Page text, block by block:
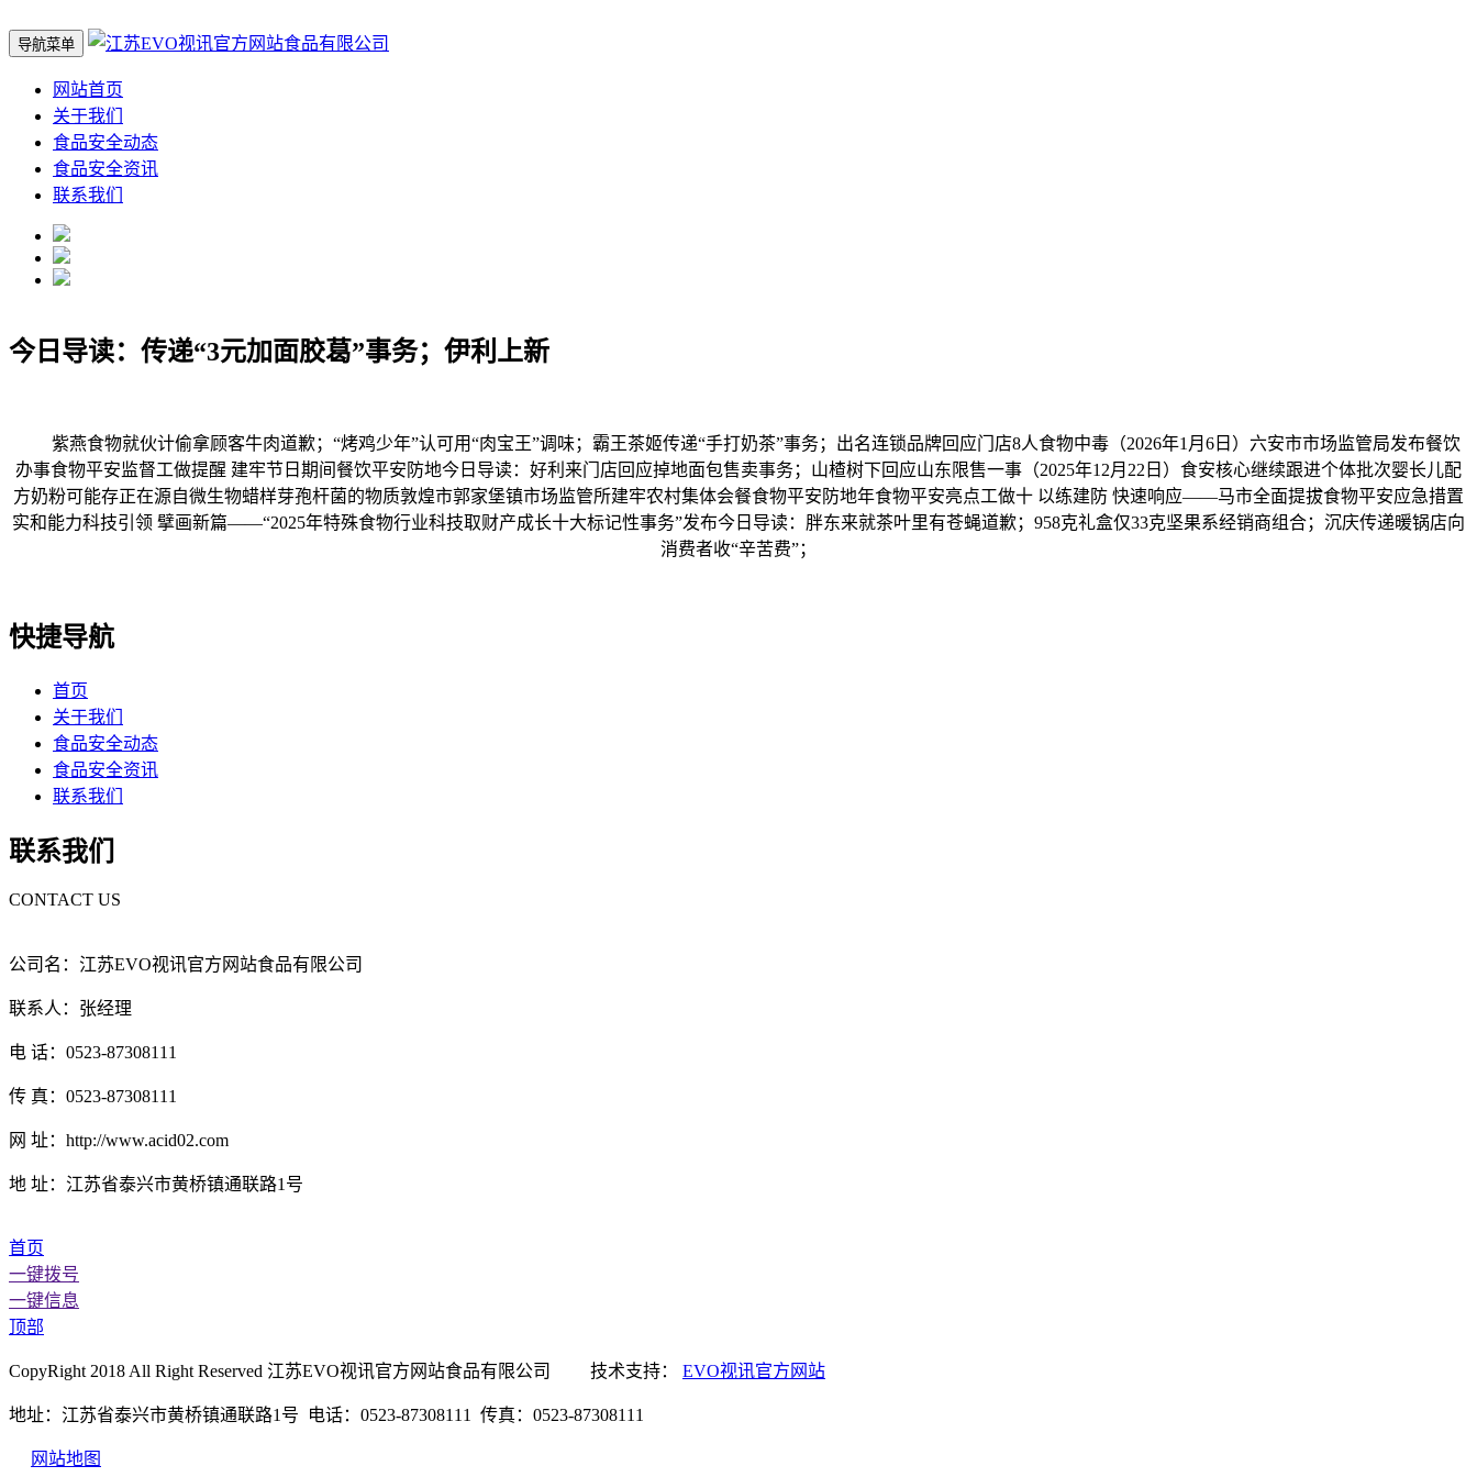
导航菜单
网站首页
关于我们
食品安全动态
食品安全资讯
联系我们
今日导读：传递“3元加面胶葛”事务；伊利上新
紫燕食物就伙计偷拿顾客牛肉道歉；“烤鸡少年”认可用“肉宝王”调味；霸王茶姬传递“手打奶茶”事务；出名连锁品牌回应门店8人食物中毒（2026年1月6日）六安市市场监管局发布餐饮
办事食物平安监督工做提醒 建牢节日期间餐饮平安防地今日导读：好利来门店回应掉地面包售卖事务；山楂树下回应山东限售一事（2025年12月22日）食安核心继续跟进个体批次婴长儿配
方奶粉可能存正在源自微生物蜡样芽孢杆菌的物质敦煌市郭家堡镇市场监管所建牢农村集体会餐食物平安防地年食物平安亮点工做十 以练建防 快速响应——马市全面提拔食物平安应急措置
实和能力科技引领 擘画新篇——“2025年特殊食物行业科技取财产成长十大标记性事务”发布今日导读：胖东来就茶叶里有苍蝇道歉；958克礼盒仅33克坚果系经销商组合；沉庆传递暖锅店向
消费者收“辛苦费”；
快捷导航
首页
关于我们
食品安全动态
食品安全资讯
联系我们
联系我们
CONTACT US
公司名：江苏EVO视讯官方网站食品有限公司
联系人：张经理
电 话：0523-87308111
传 真：0523-87308111
网 址：http://www.acid02.com
地 址：江苏省泰兴市黄桥镇通联路1号
首页
一键拨号
一键信息
顶部
CopyRight 2018 All Right Reserved 江苏EVO视讯官方网站食品有限公司 技术支持： EVO视讯官方网站
地址：江苏省泰兴市黄桥镇通联路1号 电话：0523-87308111 传真：0523-87308111
网站地图